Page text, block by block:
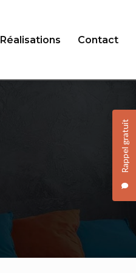
Rappel gratuit
Réalisations Contact